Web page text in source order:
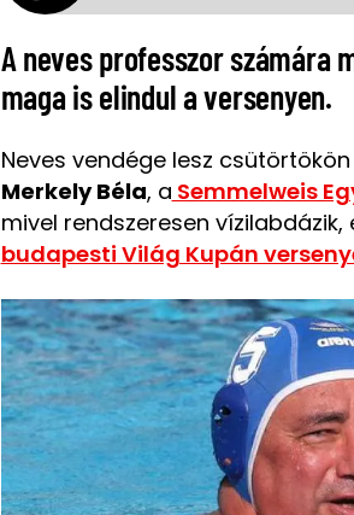
A neves professzor számára
maga is elindul a versenyen.
Neves vendége lesz
Merkely Béla, a Semmelweis
mivel rendszeresen vízilabdázik,
budapesti Világ Kupán